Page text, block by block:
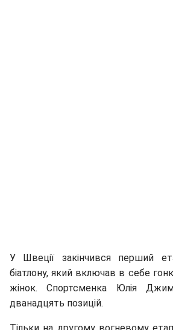
У Швеції закінчився перший
біатлону, який включав в себе
жінок. Спортсменка Юлія
дванадцять позицій.